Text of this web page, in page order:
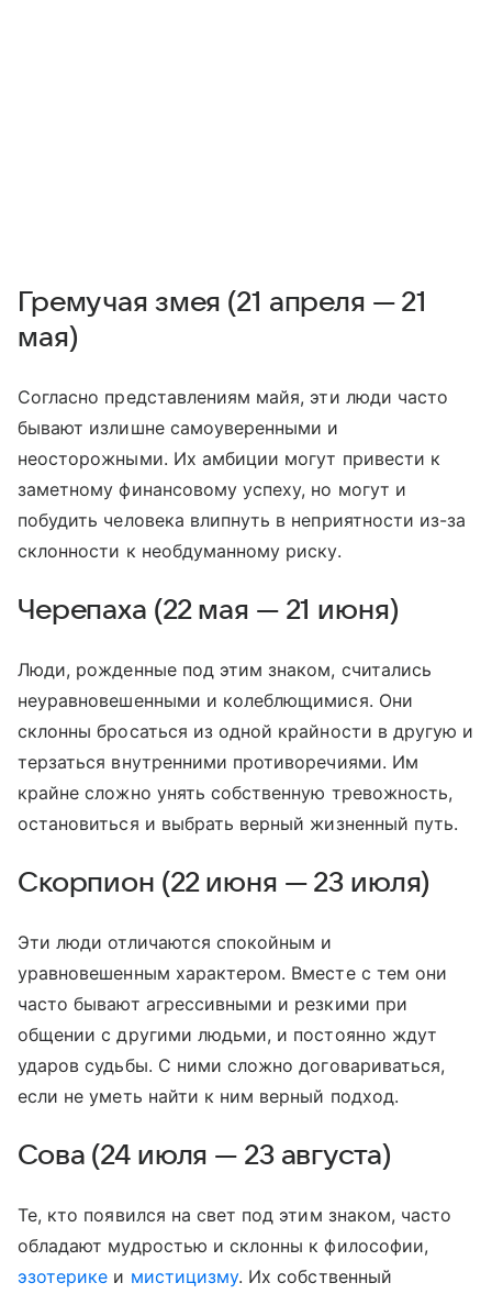
Гремучая змея (21 апреля — 21
мая)
Согласно представлениям майя, эти люди часто
бывают излишне самоуверенными и
неосторожными. Их амбиции могут привести к
заметному финансовому успеху, но могут и
побудить человека влипнуть в неприятности из-за
склонности к необдуманному риску.
Черепаха (22 мая — 21 июня)
Люди, рожденные под этим знаком, считались
неуравновешенными и колеблющимися. Они
склонны бросаться из одной крайности в другую и
терзаться внутренними противоречиями. Им
крайне сложно унять собственную тревожность,
остановиться и выбрать верный жизненный путь.
Скорпион (22 июня — 23 июля)
Эти люди отличаются спокойным и
уравновешенным характером. Вместе с тем они
часто бывают агрессивными и резкими при
общении с другими людьми, и постоянно ждут
ударов судьбы. С ними сложно договариваться,
если не уметь найти к ним верный подход.
Сова (24 июля — 23 августа)
Те, кто появился на свет под этим знаком, часто
обладают мудростью и склонны к философии,
эзотерике и мистицизму. Их собственный